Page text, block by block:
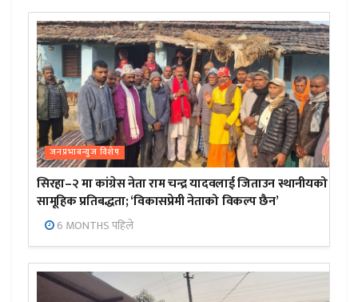
जनप्रभाबन्युज विशेष
सिरहा–२ मा कांग्रेस नेता राम चन्द्र यादवलाई जिताउन स्थानीयको
सामूहिक प्रतिबद्धता; ‘विकासप्रेमी नेताको विकल्प छैन’
6 MONTHS पहिले